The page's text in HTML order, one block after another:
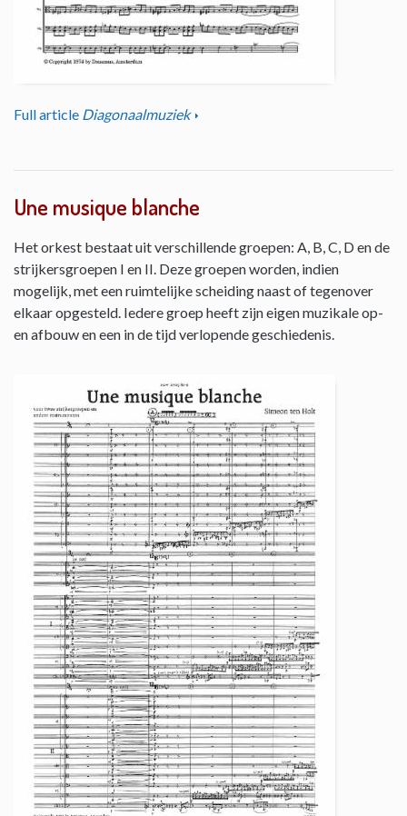
Full article Diagonaalmuziek
Une musique blanche
Het orkest bestaat uit verschillende groepen: A, B, C, D en de
strijkersgroepen I en II. Deze groepen worden, indien
mogelijk, met een ruimtelijke scheiding naast of tegenover
elkaar opgesteld. Iedere groep heeft zijn eigen muzikale op-
en afbouw en een in de tijd verlopende geschiedenis.